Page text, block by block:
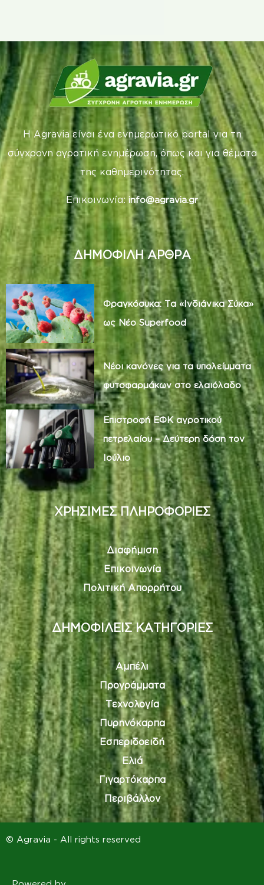
Η Agravia είναι ένα ενημερωτικό portal για τη
σύγχρονη αγροτική ενημέρωση, όπως και για θέματα
της καθημερινότητας.
Επικοινωνία: info@agravia.gr
ΔΗΜΟΦΙΛΗ ΑΡΘΡΑ
Φραγκόσυκα: Τα «Ινδιάνικα Σύκα»
ως Νέο Superfood
Νέοι κανόνες για τα υπολείμματα
φυτοφαρμάκων στο ελαιόλαδο
Επιστροφή ΕΦΚ αγροτικού
πετρελαίου – Δεύτερη δόση τον
Ιούλιο
ΧΡΗΣΙΜΕΣ ΠΛΗΡΟΦΟΡΙΕΣ
Διαφήμιση
Επικοινωνία
Πολιτική Απορρήτου
ΔΗΜΟΦΙΛΕΙΣ ΚΑΤΗΓΟΡΙΕΣ
Αμπέλι
Προγράμματα
Τεχνολογία
Πυρηνόκαρπα
Εσπεριδοειδή
Ελιά
Γιγαρτόκαρπα
Περιβάλλον
© Agravia - All rights reserved